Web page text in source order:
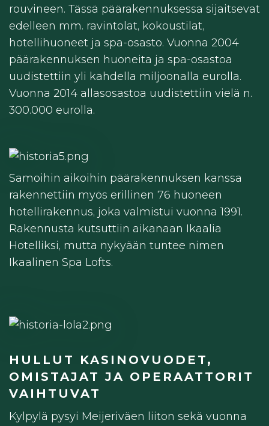
rouvineen. Tässä päärakennuksessa sijaitsevat
edelleen mm. ravintolat, kokoustilat,
hotellihuoneet ja spa-osasto. Vuonna 2004
päärakennuksen huoneita ja spa-osastoa
uudistettiin yli kahdella miljoonalla eurolla.
Vuonna 2014 allasosastoa uudistettiin vielä n.
300.000 eurolla.
Samoihin aikoihin päärakennuksen kanssa
rakennettiin myös erillinen 76 huoneen
hotellirakennus, joka valmistui vuonna 1991.
Rakennusta kutsuttiin aikanaan Ikaalia
Hotelliksi, mutta nykyään tuntee nimen
Ikaalinen Spa Lofts.
HULLUT KASINOVUODET,
OMISTAJAT JA OPERAATTORIT
VAIHTUVAT
Kylpylä pysyi Meijeriväen liiton sekä vuonna